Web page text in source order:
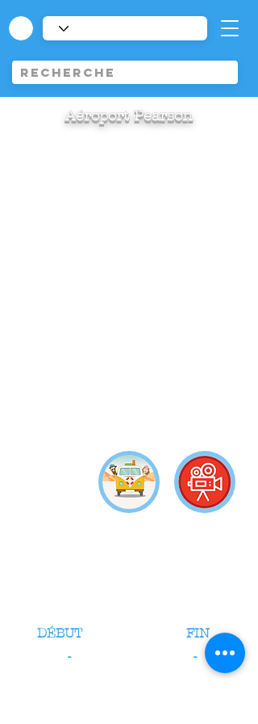
Aéroport Pearson
DÉBUT
-
FIN
-